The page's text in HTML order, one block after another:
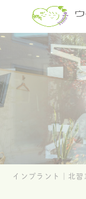
インプラント｜北